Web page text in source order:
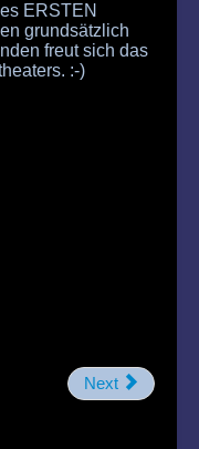
ERSTEN
grundsätzlich
freut sich das
:-)
Next